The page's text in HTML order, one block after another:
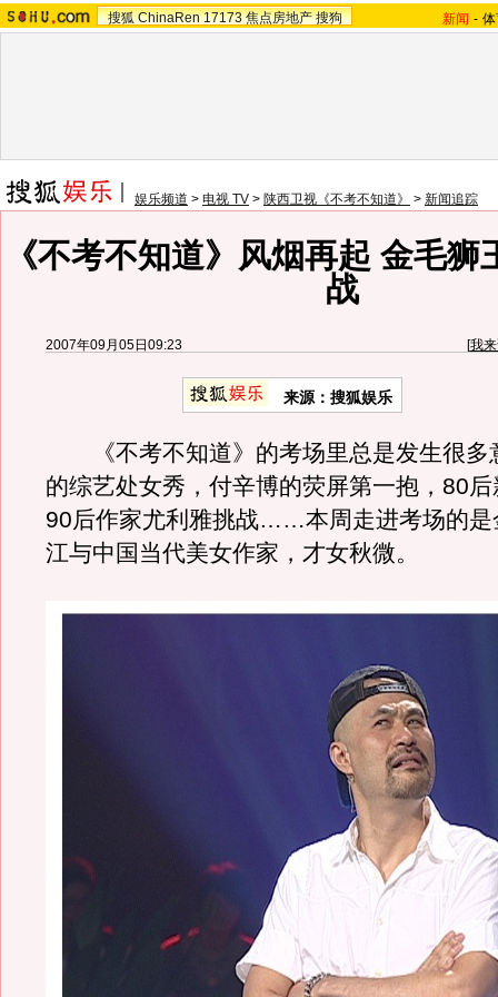
搜狐 ChinaRen 17173 焦点房地产 搜狗 新闻 -
娱乐频道 > 电视 TV > 陕西卫视《不考不知道》 > 新闻追踪
《不考不知道》风烟再起 金毛狮
战
2007年09月05日09:23 [我
来源：搜狐娱乐
《不考不知道》的考场里总是发生很多
的综艺处女秀，付辛博的荧屏第一抱，80
90后作家尤利雅挑战……本周走进考场的是
江与中国当代美女作家，才女秋微。